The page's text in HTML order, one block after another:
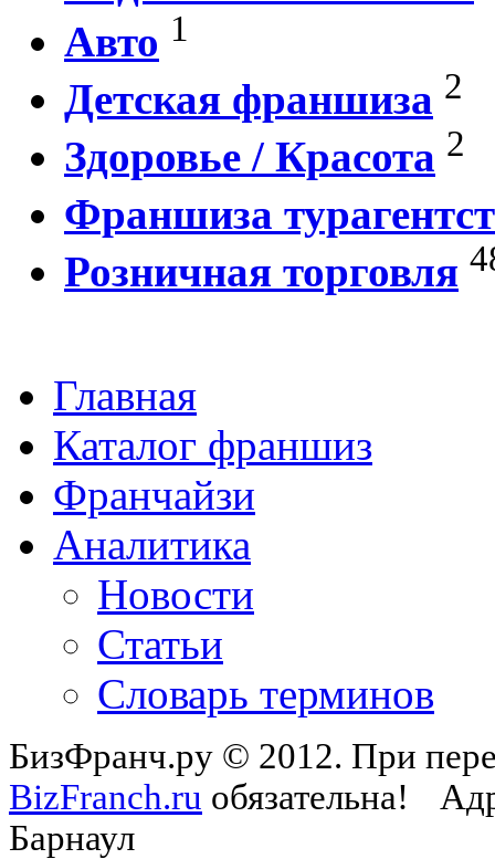
Авто 1
Детская франшиза 2
Здоровье / Красота 2
Франшиза
Розничная торговля
Главная
Каталог франшиз
Франчайзи
Аналитика
Новости
Статьи
Словарь терминов
БизФранч.ру © 2012. При
BizFranch.ru обязательна!
Барнаул